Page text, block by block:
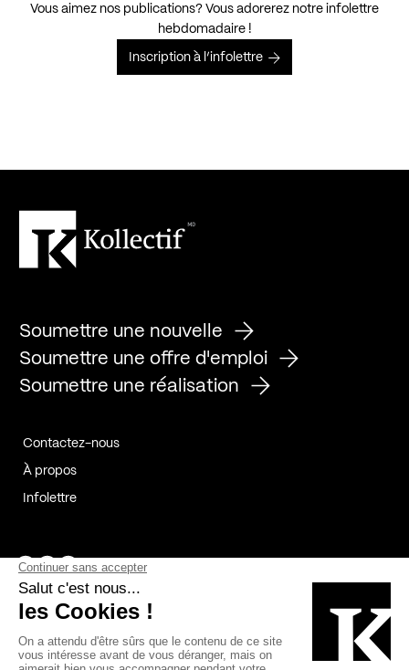
Vous aimez nos publications? Vous adorerez notre infolettre
hebdomadaire !
Inscription à l’infolettre
Soumettre une nouvelle
Soumettre une offre d'emploi
Soumettre une réalisation
Contactez-nous
À propos
Infolettre
Page Facebook de Kollectif
Page Instagram de Kollectif
Page Linkedin de Kollectif